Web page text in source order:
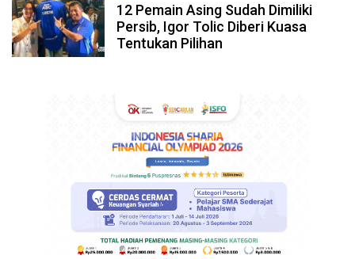
12 Pemain Asing Sudah Dimiliki
Persib, Igor Tolic Diberi Kuasa
Tentukan Pilihan